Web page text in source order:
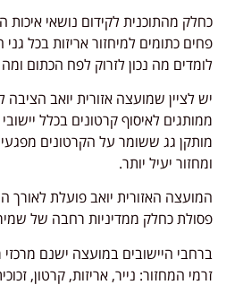
כחלק מהתוכנית לקידום נושאי
פחים כתומים למיחזור אריזות בכל
לומדים מה נכון לזרוק לפח הכתום
ממותגים לאיסוף קרטונים בכלל
מותקן גג ששומר על הקרטונים מפגעי
ומחזור יעיל יותר.
המועצה האזורית יואב פועלת
פסולת כחלק ממדיניות רחבה של
ברחבי היישובים במועצה ישנם
זרמי המחזור: נייר, אריזות, קרטון,